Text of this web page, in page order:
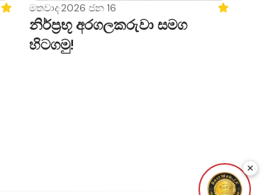
Featuredමතවාද·2026 ජන 16 Featured
නිර්ප්‍රභූ අරගලකරුවා සමග
හිටගමු!